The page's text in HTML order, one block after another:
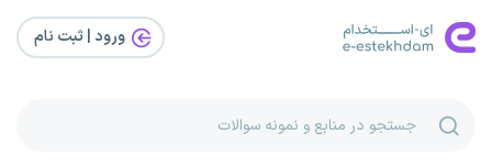
ورود | ثبت‌ نام